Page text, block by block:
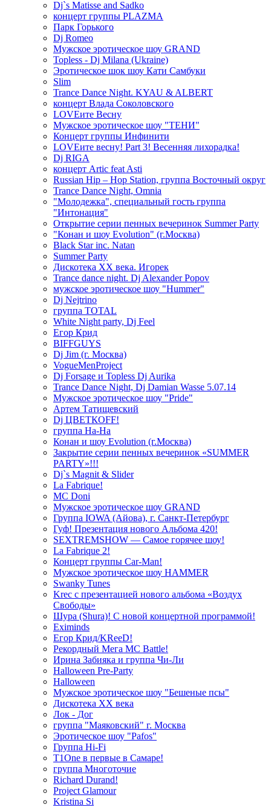
Dj`s Matisse and Sadko
концерт группы PLAZMA
Парк Горького
Dj Romeo
Мужское эротическое шоу GRAND
Topless - Dj Milana (Ukraine)
Эротическое шок шоу Кати Самбуки
Slim
Trance Dance Night. KYAU & ALBERT
концерт Влада Соколовского
LOVEите Весну
Мужское эротическое шоу "ТЕНИ"
Концерт группы Инфинити
LOVEите весну! Part 3! Весенняя лихорадка!
Dj RIGA
концерт Artic feat Asti
Russian Hip – Hop Station, группа Восточный округ
Trance Dance Night, Omnia
"Молодежка", специальный гость группа
"Интонация"
Открытие серии пенных вечеринок Summer Party
"Конан и шоу Evolution" (г.Москва)
Black Star inc. Natan
Summer Party
Дискотека ХХ века. Игорек
Trance dance night. Dj Alexander Popov
мужское эротическое шоу "Hummer"
Dj Nejtrino
группа TOTAL
White Night party, Dj Feel
Егор Крид
BIFFGUYS
Dj Jim (г. Москва)
VogueMenProject
Dj Forsage и Topless Dj Aurika
Trance Dance Night, Dj Damian Wasse 5.07.14
Мужское эротическое шоу "Pride"
Артем Татищевский
Dj ЦВЕТКOFF!
группа На-На
Конан и шоу Evolution (г.Москва)
Закрытие серии пенных вечеринок «SUMMER
PARTY»!!!
Dj`s Magnit & Slider
La Fabrique!
MC Doni
Мужское эротическое шоу GRAND
Группа IOWA (Айова), г. Санкт-Петербург
Гуф! Презентация нового Альбома 420!
SEXTREMSHOW — Самое горячее шоу!
La Fabrique 2!
Концерт группы Car-Man!
Мужское эротическое шоу HAMMER
Swanky Tunes
Krec с презентацией нового альбома «Воздух
Свободы»
Шура (Shura)! С новой концертной программой!
Eximinds
Егор Крид/KReeD!
Рекордный Мега МС Battle!
Ирина Забияка и группа Чи-Ли
Halloween Pre-Party
Halloween
Мужское эротическое шоу "Бешеные псы"
Дискотека ХХ века
Лок - Дог
группа "Маяковский" г. Москва
Эротическое шоу "Pafos"
Группа Hi-Fi
T1One в первые в Самаре!
группа Многоточие
Richard Durand!
Project Glamour
Kristina Si